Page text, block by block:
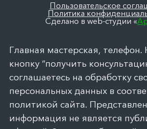
Пользовательское
Политика
Сделано в web-студии «
Главная мастерская,
кнопку “получить
соглашаетесь на обработку
персональных данных в
политикой сайта.
информация не является